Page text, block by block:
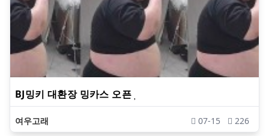
BJ밍키 대환장 밍카스 오픈
여우고래 07-15 226